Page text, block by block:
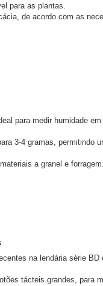
para as plantas.
de acordo com as
para medir humidade
3-4 gramas, permitindo
a granel e forragem.
na lendária série BD
tácteis grandes, para